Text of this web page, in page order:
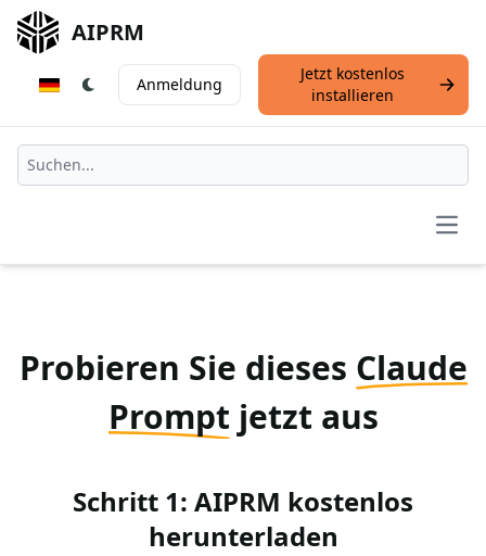
AIPRM
Anmeldung
Jetzt kostenlos
installieren
Probieren Sie dieses Claude
Prompt jetzt aus
Schritt 1: AIPRM kostenlos
herunterladen